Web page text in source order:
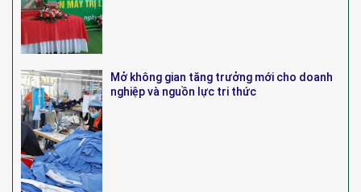
Mở không gian tăng trưởng mới cho doanh
nghiệp và nguồn lực tri thức